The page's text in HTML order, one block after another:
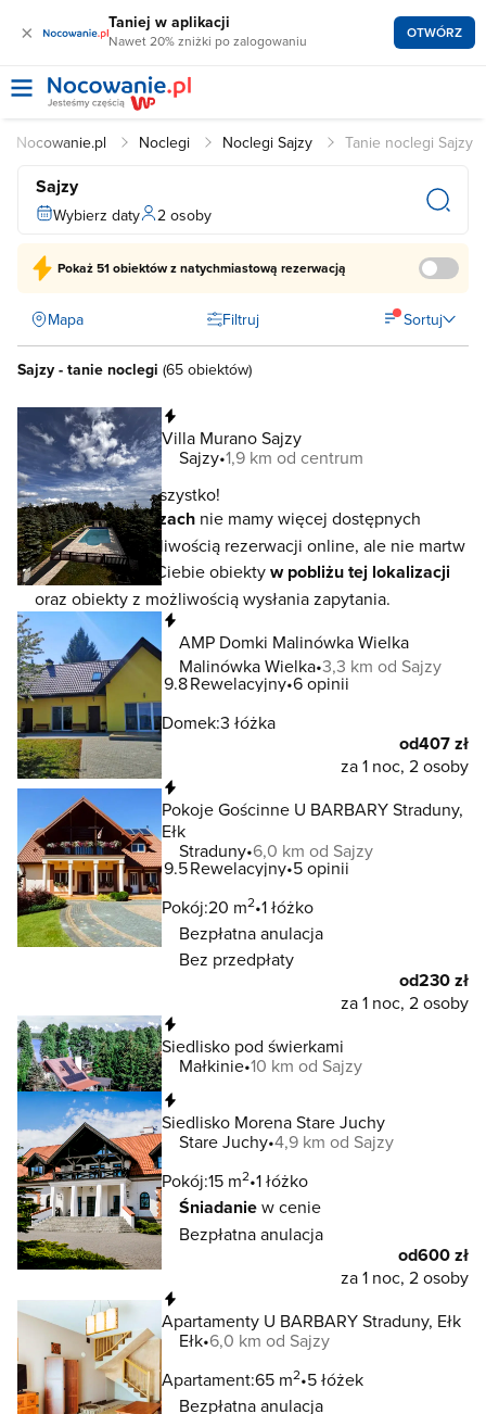
× Taniej w aplikacji
Nawet 20% zniżki po zalogowaniu OTWÓRZ
Nocowanie.pl Noclegi Noclegi Sajzy Tanie noclegi Sajzy
Sajzy
Wybierz daty 2 osoby
Pokaż51 obiektówz natychmiastową rezerwacją
Mapa Filtruj Sortuj
Sajzy - tanie noclegi (65 obiektów)
Villa Murano Sajzy
Sajzy 1,9 km od centrum
To jeszcze nie wszystko!
W lokalizacjiSajzach nie mamy więcej dostępnych
noclegów z możliwością rezerwacji online, ale nie martw
się - czekają na Ciebie obiektyw pobliżu tej lokalizacji
oraz obiekty z możliwością wysłania zapytania.
AMP Domki Malinówka Wielka
Malinówka Wielka 3,3 km od Sajzy
9.8Rewelacyjny 6 opinii
Domek:3 łóżka
od407 zł
za 1 noc, 2 osoby
Pokoje Gościnne U BARBARY Straduny,
Ełk
Straduny 6,0 km od Sajzy
9.5Rewelacyjny 5 opinii
Pokój:20 m2 1 łóżko
Bezpłatna anulacja
Bez przedpłaty
od230 zł
za 1 noc, 2 osoby
Siedlisko pod świerkami
Małkinie 10 km od Sajzy
Siedlisko Morena Stare Juchy
Stare Juchy 4,9 km od Sajzy
Pokój:15 m2 1 łóżko
Śniadaniew cenie
Bezpłatna anulacja
od600 zł
za 1 noc, 2 osoby
Apartamenty U BARBARY Straduny, Ełk
Ełk 6,0 km od Sajzy
Apartament:65 m2 5 łóżek
Bezpłatna anulacja